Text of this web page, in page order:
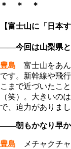
＊ ＊ ＊
【富士山に「日本
――今回は山梨県と
豊島 富士山をあ
です。新幹線や飛
こまで近づいたこ
（笑）。大きいの
で、迫力がありまし
――朝もかなり早か
豊島 メチャクチャ